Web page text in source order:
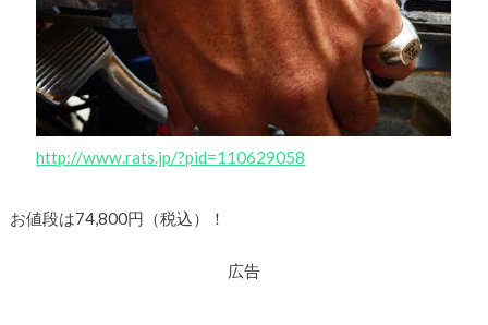
http://www.rats.jp/?pid=110629058
お値段は74,800円（税込）！
広告